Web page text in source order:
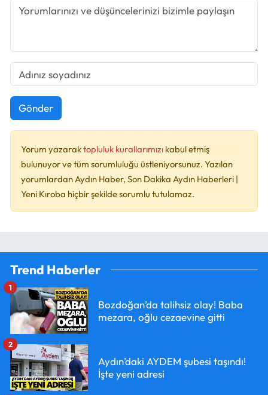
Gönder
Yorum yazaraktopluluk kurallarımızı kabul etmiş
bulunuyor ve tüm sorumluluğu üstleniyorsunuz. Yazılan
yorumlardan Aydın Haber, Son Dakika Aydın Haberleri |
Yeni Kıroba hiçbir şekilde sorumlu tutulamaz.
Trend Haberler
Bozdoğan’da talihsiz olay! Baba
mezara, oğlu cezaevine gitti
1
Aydın’daki AYDEM şubesi taşındı!
İşte yeni adresi
2